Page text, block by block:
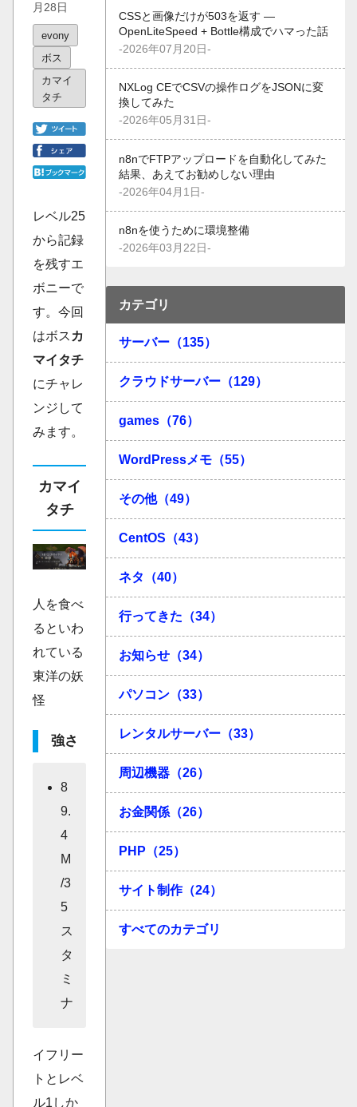
月28日
evony
ボス
カマイ
タチ
レベル25
から記録
を残すエ
ボニーで
す。今回
はボスカ
マイタチ
にチャレ
ンジして
みます。
カマイ
タチ
人を食べ
るといわ
れている
東洋の妖
怪
強さ
8
9.
4
M
/3
5
ス
タ
ミ
ナ
イフリー
トとレベ
ル1しか
CSSと画像だけが503を返す —
OpenLiteSpeed + Bottle構成でハマった話
-2026年07月20日-
NXLog CEでCSVの操作ログをJSONに変
換してみた
-2026年05月31日-
n8nでFTPアップロードを自動化してみた
結果、あえてお勧めしない理由
-2026年04月1日-
n8nを使うために環境整備
-2026年03月22日-
カテゴリ
サーバー（135）
クラウドサーバー（129）
games（76）
WordPressメモ（55）
その他（49）
CentOS（43）
ネタ（40）
行ってきた（34）
お知らせ（34）
パソコン（33）
レンタルサーバー（33）
周辺機器（26）
お金関係（26）
PHP（25）
サイト制作（24）
すべてのカテゴリ